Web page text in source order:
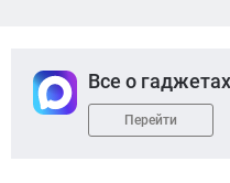
Все о
Перейти